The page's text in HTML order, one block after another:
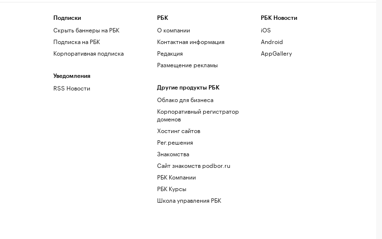
Подписки
Скрыть баннеры на РБК
Подписка на РБК
Корпоративная подписка
Уведомления
RSS Новости
РБК
О компании
Контактная информация
Редакция
Размещение рекламы
Другие продукты РБК
Облако для бизнеса
Корпоративный регистратор
доменов
Хостинг сайтов
Рег.решения
Знакомства
Сайт знакомств podbor.ru
РБК Компании
РБК Курсы
Школа управления РБК
РБК Новости
iOS
Android
AppGallery